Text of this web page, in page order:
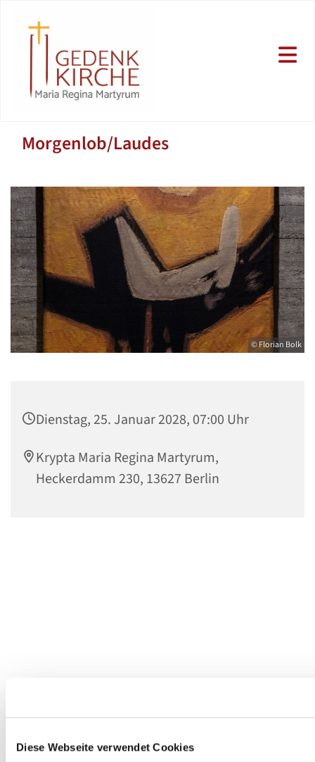
Diese Webseite verwendet Cookies
Morgenlob/Laudes
© Florian Bolk
Dienstag, 25. Januar 2028, 07:00 Uhr
Krypta Maria Regina Martyrum,
Heckerdamm 230, 13627 Berlin